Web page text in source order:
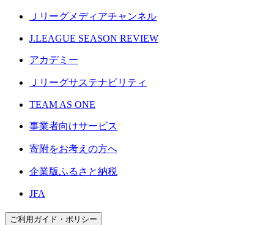
Ｊリーグメディアチャンネル
J.LEAGUE SEASON REVIEW
アカデミー
Ｊリーグサステナビリティ
TEAM AS ONE
事業者向けサービス
寄附をお考えの方へ
企業版ふるさと納税
JFA
ご利用ガイド・ポリシー